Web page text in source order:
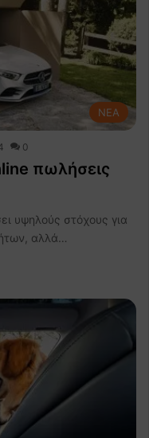
NEA
0
πωλήσεις
υψηλούς στόχους για
αλλά…